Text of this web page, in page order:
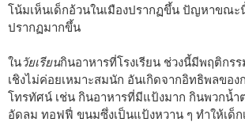
โน้มเห็นเด็กอ้วนในเมืองปรากฏขึ้น ปัญหาขณะ
ปรากฏมากขึ้น
ในวัยเรียนกินอาหารที่โรงเรียน ช่วงนี้มีพฤติกร
เชิงไม่ค่อยเหมาะสมนัก อันเกิดจากอิทธิพลขอ
โทรทัศน์ เช่น กินอาหารที่มีแป้งมาก กินพวกน้ำ
อัดลม ทอฟฟี่ ขนมซึ่งเป็นแป้งหวาน ๆ ทำให้เด็ก